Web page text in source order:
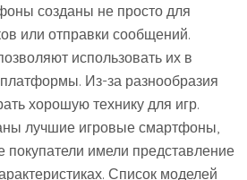
созданы не просто для
или отправки сообщений.
использовать их в
Из-за разнообразия
хорошую технику для игр.
лучшие игровые смартфоны,
покупатели имели представление
Список моделей